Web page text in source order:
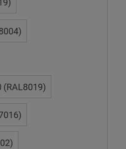
(RAL8019)